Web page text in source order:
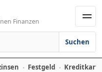
Finanzen
Suchen
Festgeld